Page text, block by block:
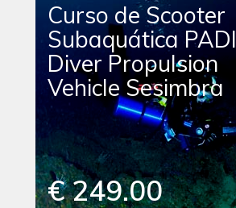
Curso de Scooter
Subaquática PADI
Diver Propulsion
Vehicle Sesimbra
€ 249.00